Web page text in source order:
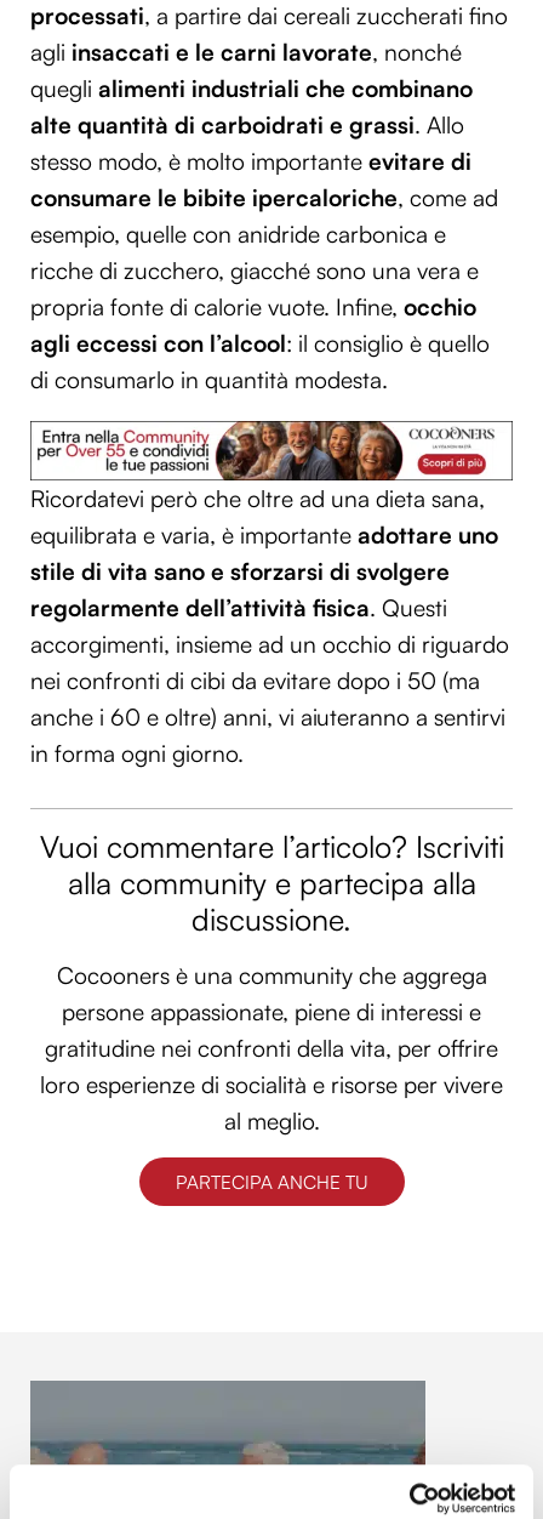
processati, a partire dai cereali zuccherati fino
agli insaccati e le carni lavorate, nonché
quegli alimenti industriali che combinano
alte quantità di carboidrati e grassi. Allo
stesso modo, è molto importante evitare di
consumare le bibite ipercaloriche, come ad
esempio, quelle con anidride carbonica e
ricche di zucchero, giacché sono una vera e
propria fonte di calorie vuote. Infine, occhio
agli eccessi con l’alcool: il consiglio è quello
di consumarlo in quantità modesta.
Ricordatevi però che oltre ad una dieta sana,
equilibrata e varia, è importante adottare uno
stile di vita sano e sforzarsi di svolgere
regolarmente dell’attività fisica. Questi
accorgimenti, insieme ad un occhio di riguardo
nei confronti di cibi da evitare dopo i 50 (ma
anche i 60 e oltre) anni, vi aiuteranno a sentirvi
in forma ogni giorno.
Vuoi commentare l’articolo? Iscriviti
alla community e partecipa alla
discussione.
Cocooners è una community che aggrega
persone appassionate, piene di interessi e
gratitudine nei confronti della vita, per offrire
loro esperienze di socialità e risorse per vivere
al meglio.
PARTECIPA ANCHE TU